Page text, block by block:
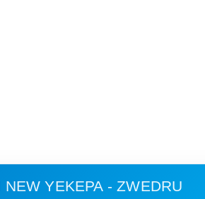
NEW YEKEPA - ZWEDRU